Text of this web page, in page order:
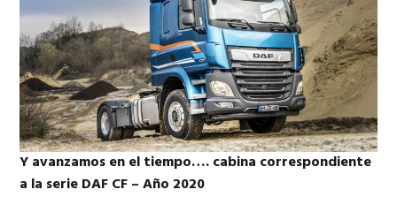
Y avanzamos en el tiempo…. cabina correspondiente
a la serie DAF CF – Año 2020